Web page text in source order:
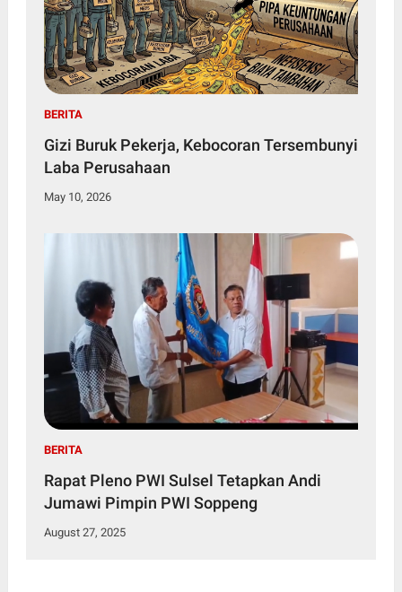
BERITA
Gizi Buruk Pekerja, Kebocoran Tersembunyi
Laba Perusahaan
May 10, 2026
BERITA
Rapat Pleno PWI Sulsel Tetapkan Andi
Jumawi Pimpin PWI Soppeng
August 27, 2025